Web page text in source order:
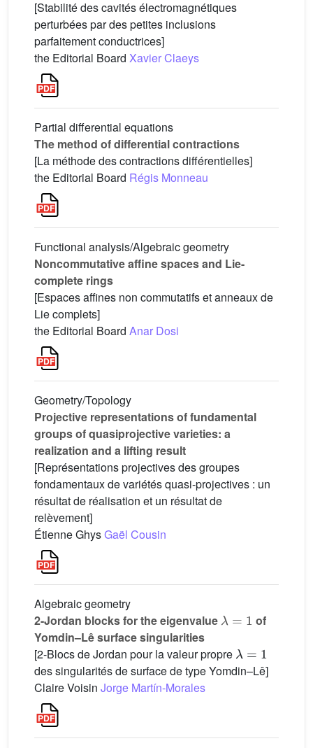
[Stabilité des cavités électromagnétiques
perturbées par des petites inclusions
parfaitement conductrices]
the Editorial Board Xavier Claeys
Partial differential equations
The method of differential contractions
[La méthode des contractions différentielles]
the Editorial Board Régis Monneau
Functional analysis/Algebraic geometry
Noncommutative affine spaces and Lie-
complete rings
[Espaces affines non commutatifs et anneaux de
Lie complets]
the Editorial Board Anar Dosi
Geometry/Topology
Projective representations of fundamental
groups of quasiprojective varieties: a
realization and a lifting result
[Représentations projectives des groupes
fondamentaux de variétés quasi-projectives : un
résultat de réalisation et un résultat de
relèvement]
Étienne GhysGaël Cousin
Algebraic geometry
2-Jordan blocks for the eigenvalue
of
Yomdin–Lê surface singularities
[2-Blocs de Jordan pour la valeur propre
des singularités de surface de type Yomdin–Lê]
Claire Voisin Jorge Martín-Morales